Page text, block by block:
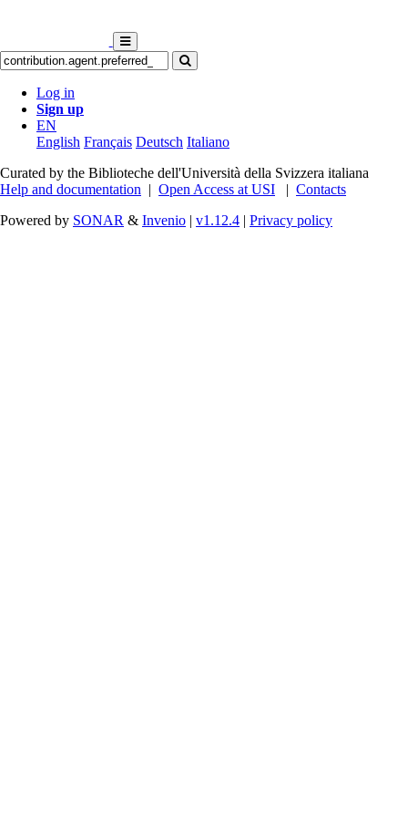
Log in
Sign up
EN
English Français Deutsch Italiano
Curated by the Biblioteche dell'Università della Svizzera italiana
Help and documentation | Open Access at USI | Contacts
Powered by SONAR & Invenio | v1.12.4 | Privacy policy